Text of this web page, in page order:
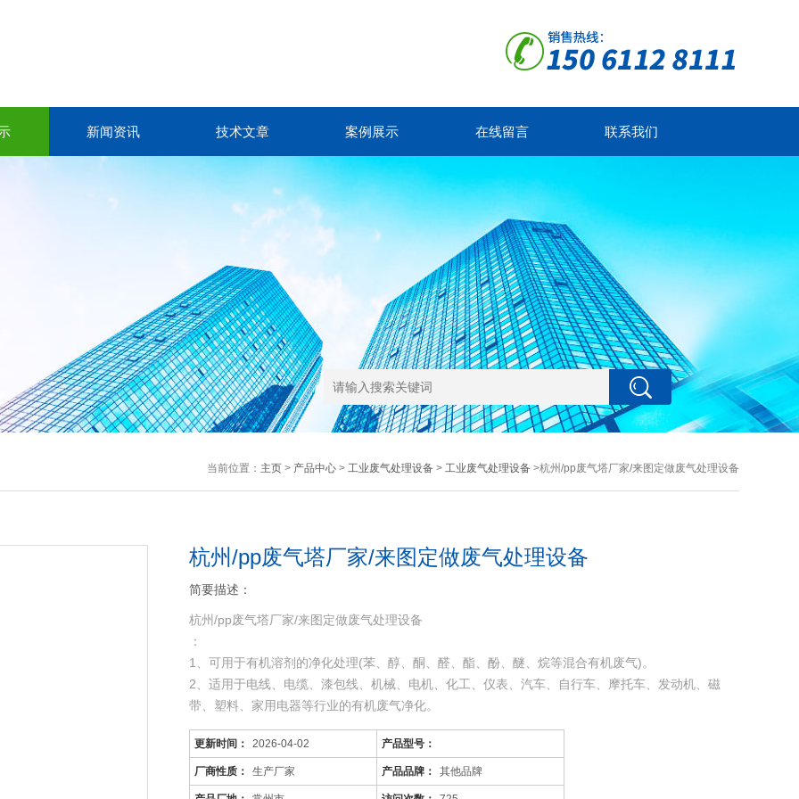
新闻资讯 技术文章 案例展示 在线留言 联系我们
当前位置： 主页> 产品中心> 工业废气处理设备> 工业废气处理设备>杭州/pp废气塔厂家/来图定做废气处理设备
杭州/pp废气塔厂家/来图定做废气处理设备
简要描述：
杭州/pp废气塔厂家/来图定做废气处理设备
：
1、可用于有机溶剂的净化处理(苯、醇、酮、醛、酯、酚、醚、烷等混合有机废气)。
2、适用于电线、电缆、漆包线、机械、电机、化工、仪表、汽车、自行车、摩托车、发动机、磁
带、塑料、家用电器等行业的有机废气净化。
3、可用于各种烘道、印铁制罐、表面喷涂。印刷油墨、机电绝缘处理、皮鞋粘胶等烘干线，净化各
工序产生的有机废
更新时间： 2026-04-02 产品型号：
厂商性质： 生产厂家 产品品牌： 其他品牌